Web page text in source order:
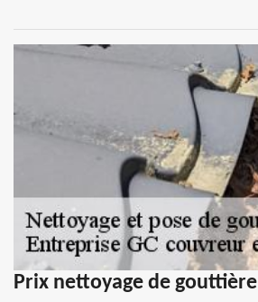
Prix nettoyage de gouttière